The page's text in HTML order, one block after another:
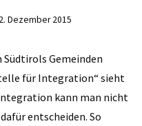
Dezember 2015
Südtirols Gemeinden
für Integration“ sieht
kann man nicht
entscheiden. So